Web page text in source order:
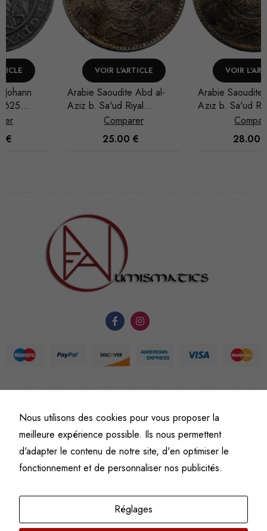
VOIR L'ARTICLE
Arabie Saoudite Abd al-
Aziz b. Sa'ud Riyal
1935/AH 1354
VOIR L'ARTICLE
Arabie Saoudite Abd al-
Aziz b. Sa'ud Riyal
1935/AH 1354
©Fine art numismatics– Tous droits réservés.
Politique de confidentialitéConditions générales de vente et d’utilisation
Mentions légales
Nous utilisons des cookies pour vous proposer la
meilleure expérience possible. Ils nous permettent
d'adapter le contenu de notre site, d'en optimiser le
fonctionnement et de personnaliser nos publicités.
Réglages
du site Web.
Afin que
et la
structure du
site Web, en
fonction de
l'usage qu'il